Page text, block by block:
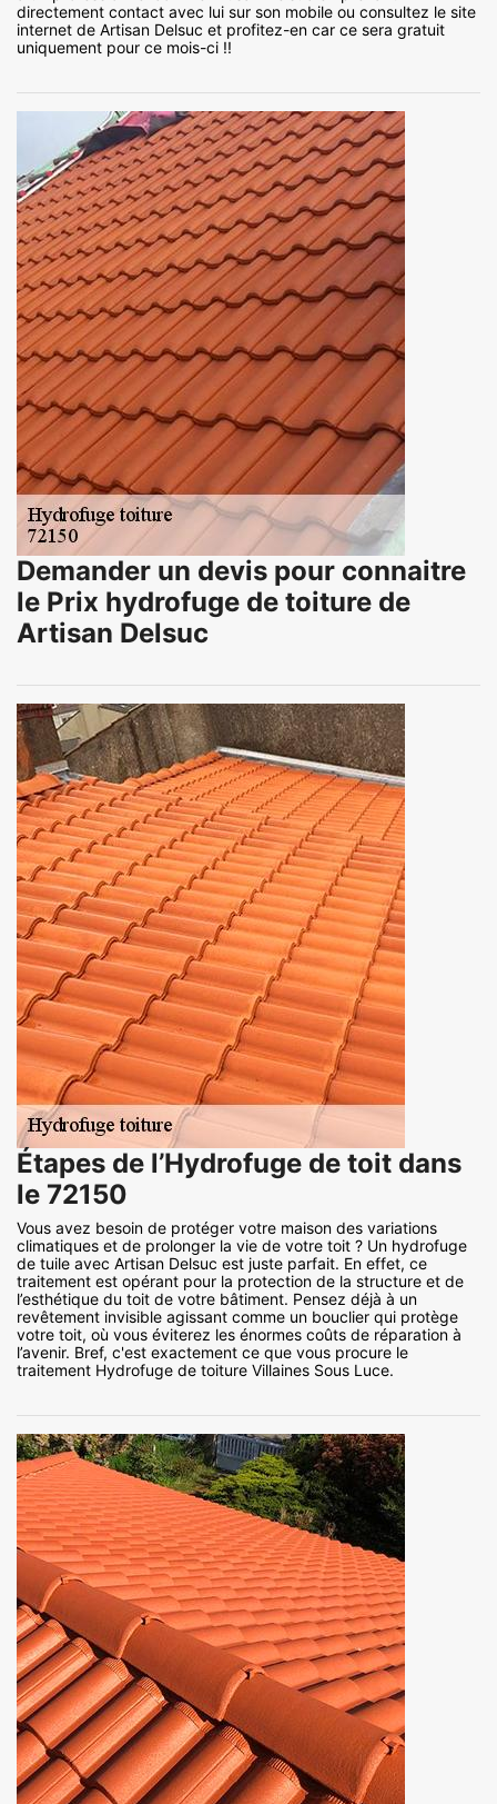
directement contact avec lui sur son mobile ou consultez le site
internet de Artisan Delsuc et profitez-en car ce sera gratuit
uniquement pour ce mois-ci !!
Demander un devis pour connaitre
le Prix hydrofuge de toiture de
Artisan Delsuc
Étapes de l’Hydrofuge de toit dans
le 72150
Vous avez besoin de protéger votre maison des variations
climatiques et de prolonger la vie de votre toit ? Un hydrofuge
de tuile avec Artisan Delsuc est juste parfait. En effet, ce
traitement est opérant pour la protection de la structure et de
l’esthétique du toit de votre bâtiment. Pensez déjà à un
revêtement invisible agissant comme un bouclier qui protège
votre toit, où vous éviterez les énormes coûts de réparation à
l’avenir. Bref, c'est exactement ce que vous procure le
traitement Hydrofuge de toiture Villaines Sous Luce.